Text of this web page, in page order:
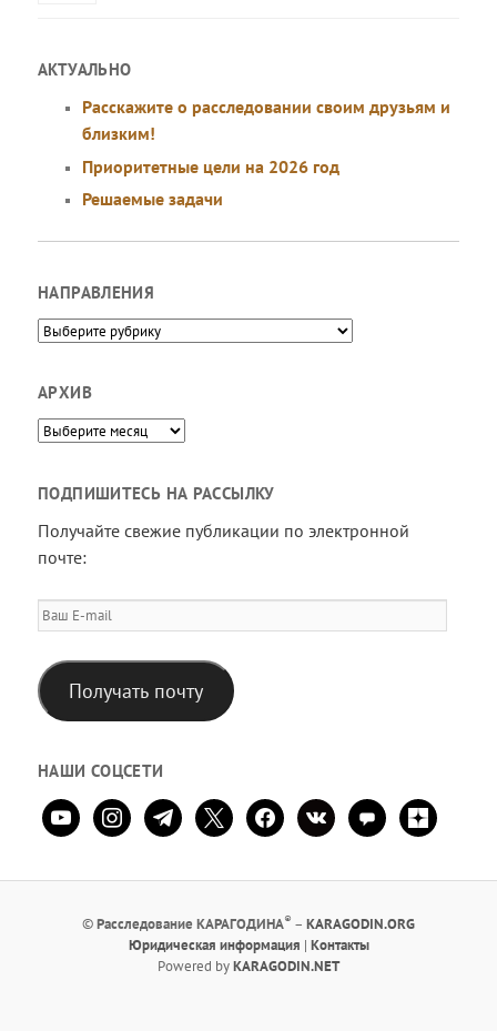
АКТУАЛЬНО
Расскажите о расследовании своим друзьям и
близким!
Приоритетные цели на 2026 год
Решаемые задачи
НАПРАВЛЕНИЯ
Направления
АРХИВ
Архив
ПОДПИШИТЕСЬ НА РАССЫЛКУ
Получайте свежие публикации по электронной
почте:
Ваш
E-
mail
Получать почту
НАШИ СОЦСЕТИ
youtubeinstagramtelegram
x facebookvkontaktecomment
zen-
yandex
©Расследование КАРАГОДИНА® – KARAGODIN.ORG
Юридическая информация | Контакты
Powered byKARAGODIN.NET